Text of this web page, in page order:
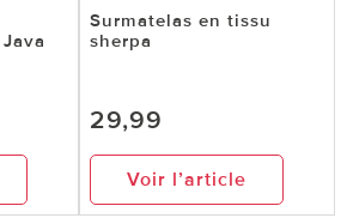
Surmatelas en tissu
sherpa
29,99
Voir l’article